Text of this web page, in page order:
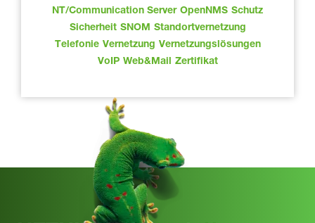
NT/Communication Server OpenNMS Schutz
Sicherheit SNOM Standortvernetzung
Telefonie Vernetzung Vernetzungslösungen
VoIP Web&Mail Zertifikat